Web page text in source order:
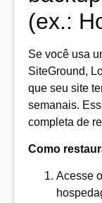
(ex.:
Se você usa
SiteGround,
que seu site
semanais.
completa de
Como
Acesse